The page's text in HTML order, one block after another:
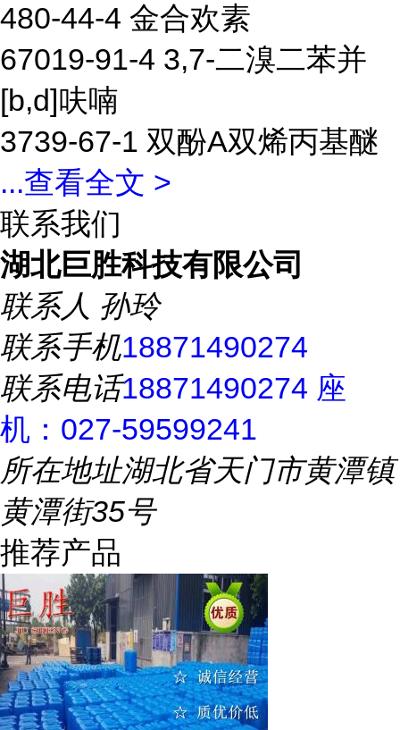
480-44-4 金合欢素
67019-91-4 3,7-二溴二苯并
[b,d]呋喃
3739-67-1 双酚A双烯丙基醚
...查看全文 >
联系我们
湖北巨胜科技有限公司
联系人 孙玲
联系手机18871490274
联系电话18871490274 座
机：027-59599241
所在地址湖北省天门市黄潭镇
黄潭街35号
推荐产品